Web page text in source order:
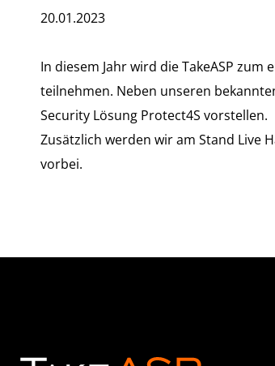
20.01.2023
In diesem Jahr wird die TakeASP
teilnehmen. Neben unseren
Security Lösung Protect4S vorstellen.
Zusätzlich werden wir am Stand Live
vorbei.